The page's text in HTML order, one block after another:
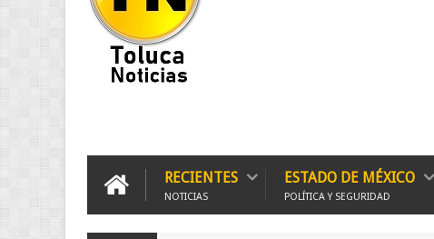
RECIENTES
NOTICIAS
ESTADO DE MÉXICO
POLÍTICA Y SEGURIDAD